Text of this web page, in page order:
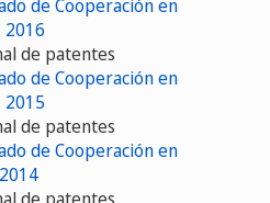
de Cooperación en
2016
de patentes
de Cooperación en
2015
de patentes
de Cooperación en